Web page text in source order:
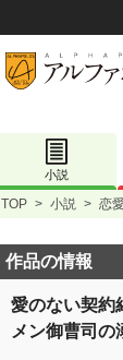
小説
TOP > 小説 > 恋
作品の情報
愛のない契約
メン御曹司の